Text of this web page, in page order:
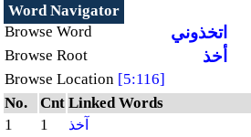
Word Navigator
Browse Word
اتخذوني
Browse Root أخذ
Browse Location [5:116]
No.
Cnt Linked Words
1
1 آخذ